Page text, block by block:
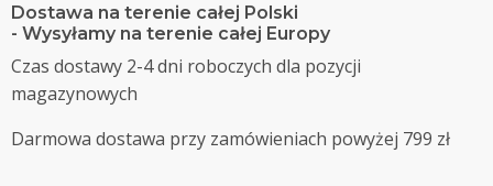
Dostawa na terenie całej Polski
- Wysyłamy na terenie całej Europy
Czas dostawy 2-4 dni roboczych dla pozycji
magazynowych
Darmowa dostawa przy zamówieniach powyżej 799 zł